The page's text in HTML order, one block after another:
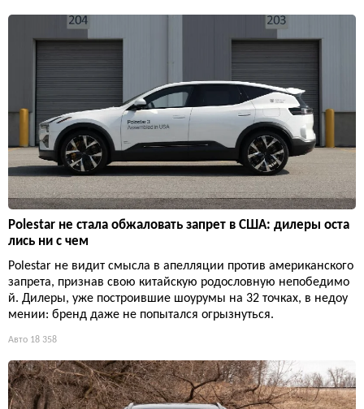
Polestar не стала обжаловать запрет в США: дилеры оста
лись ни с чем
Polestar не видит смысла в апелляции против американского
запрета, признав свою китайскую родословную непобедимо
й. Дилеры, уже построившие шоурумы на 32 точках, в недоу
мении: бренд даже не попытался огрызнуться.
Авто 18 358